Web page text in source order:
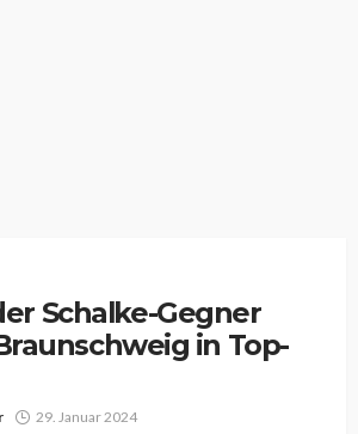
Schalke-Gegner
in Top-
29. Januar 2024